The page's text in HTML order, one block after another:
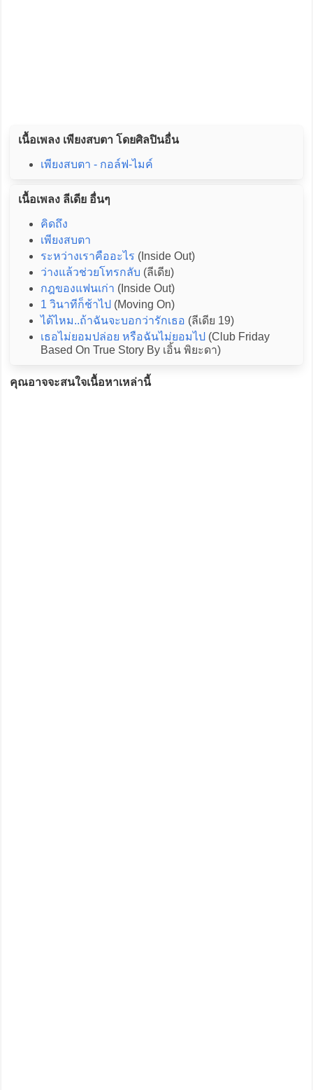
เนื้อเพลง เพียงสบตา โดยศิลปินอื่น
เพียงสบตา - กอล์ฟ-ไมค์
เนื้อเพลง ลีเดีย อื่นๆ
คิดถึง
เพียงสบตา
ระหว่างเราคืออะไร (Inside Out)
ว่างแล้วช่วยโทรกลับ (ลีเดีย)
กฎของแฟนเก่า (Inside Out)
1 วินาทีก็ช้าไป (Moving On)
ได้ไหม..ถ้าฉันจะบอกว่ารักเธอ (ลีเดีย 19)
เธอไม่ยอมปล่อย หรือฉันไม่ยอมไป (Club Friday
Based On True Story By เอิ้น พิยะดา)
คุณอาจจะสนใจเนื้อหาเหล่านี้